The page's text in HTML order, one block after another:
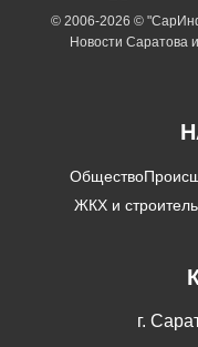
© 2006-2026 ©
Новости Саратова
Общество
ЖКХ и
г.